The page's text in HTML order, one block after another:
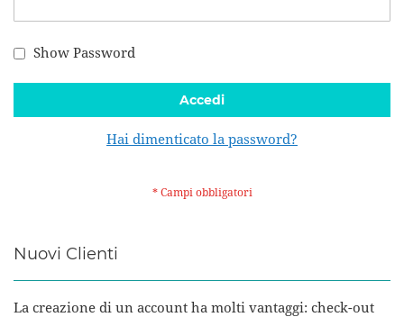
Show Password
Accedi
Hai dimenticato la password?
Nuovi Clienti
La creazione di un account ha molti vantaggi: check-out